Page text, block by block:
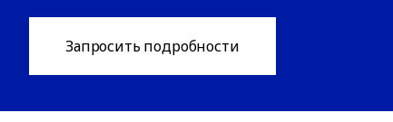
Запросить подробности